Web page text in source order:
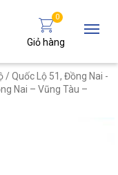
0
Giỏ hàng
/Quốc Lộ 51, Đồng Nai -
Nai – Vũng Tàu –